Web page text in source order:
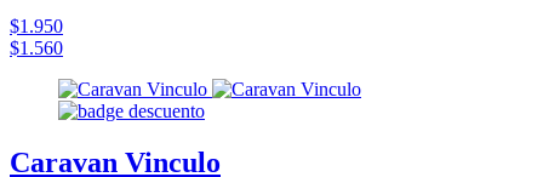
$1.950
$1.560
Caravan Vinculo